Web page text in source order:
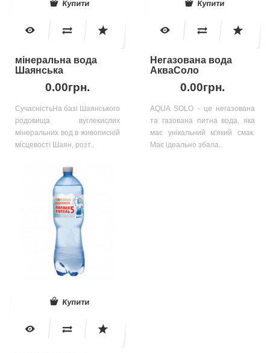
Купити
мінеральна вода
Шаянська
0.00грн.
СучасністьНа базі Шаянського
родовища вуглекислих
мінеральних вод в живописній
місцевості Шаян, розт..
Купити
Негазована вода
АкваСоло
0.00грн.
AQUA SOLO - це негазована
та газована питна вода, яка
має унікальний м'який смак.
Має ідеально збала..
Купити